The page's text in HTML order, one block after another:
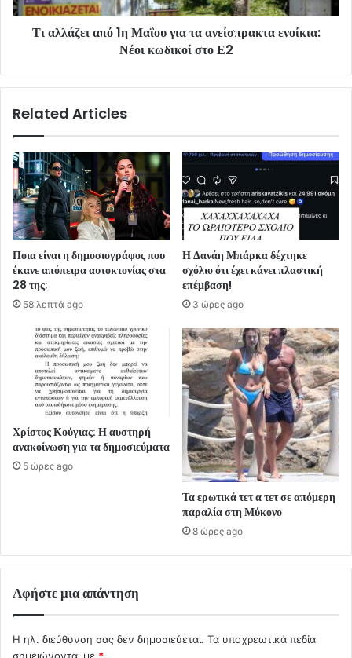
Τι αλλάζει από 1η Μαΐου για τα ανείσπρακτα ενοίκια:
Νέοι κωδικοί στο Ε2
Related Articles
Ποια είναι η δημοσιογράφος που
έκανε απόπειρα αυτοκτονίας στα
28 της;
58 λεπτά ago
Η Δανάη Μπάρκα δέχτηκε
σχόλιο ότι έχει κάνει πλαστική
επέμβαση!
3 ώρες ago
Χρίστος Κούγιας: Η αυστηρή
ανακοίνωση για τα δημοσιεύματα
5 ώρες ago
Τα ερωτικά τετ α τετ σε απόμερη
παραλία στη Μύκονο
8 ώρες ago
Αφήστε μια απάντηση
Η ηλ. διεύθυνση σας δεν δημοσιεύεται. Τα υποχρεωτικά πεδία